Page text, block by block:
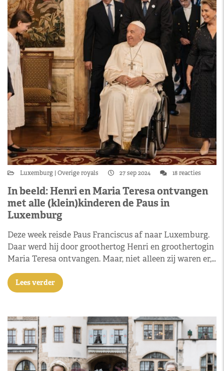
Luxemburg Overige royals 27 sep 2024 18 reacties
In beeld: Henri en Maria Teresa ontvangen
met alle (klein)kinderen de Paus in
Luxemburg
Deze week reisde Paus Franciscus af naar Luxemburg.
Daar werd hij door groothertog Henri en groothertogin
Maria Teresa ontvangen. Maar, niet alleen zij waren er,…
Lees verder